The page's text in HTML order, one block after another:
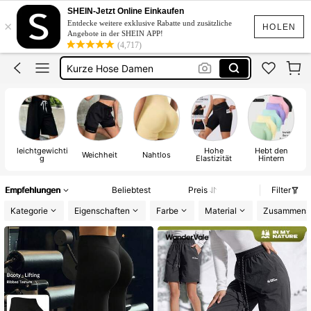
HOLEN
×
SHEIN-Jetzt Online Einkaufen
Entdecke weitere exklusive Rabatte und zusätzliche
Angebote in der SHEIN APP!
(4,717)
Sport Kleidung
Leggins Damen
Kurze Hose Damen
Jogginghose
Sport Kleidung
leichtgewichti
g Weichheit Nahtlos Hohe
Elastizität
Hebt den
Hintern
Empfehlungen Beliebtest Preis
Filter
Kategorie
Eigenschaften Farbe Material